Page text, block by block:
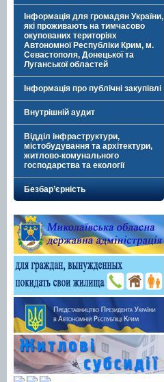
Інформація для громадян України,
які проживають на тимчасово
окупованих територіях
Автономної Республіки Крим, м.
Севастополя, Донецької та
Луганської областей
Інформація про публічні закупівлі
Внутрішній аудит
Відділ інфраструктури,
містобудування та архітектури,
житлово-комунального
господарства та екології
Безбар’єрність